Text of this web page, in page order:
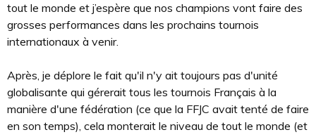
tout le monde et j’espère que nos champions vont faire des
grosses performances dans les prochains tournois
internationaux à venir.
Après, je déplore le fait qu'il n'y ait toujours pas d'unité
globalisante qui gérerait tous les tournois Français à la
manière d'une fédération (ce que la FFJC avait tenté de faire
en son temps), cela monterait le niveau de tout le monde (et